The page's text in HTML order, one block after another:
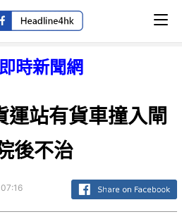
時新聞網
運站有貨車撞入閘
後不治